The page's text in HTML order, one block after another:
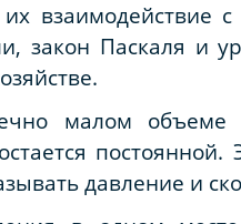
закон Паскаля и
малом объеме
давление и